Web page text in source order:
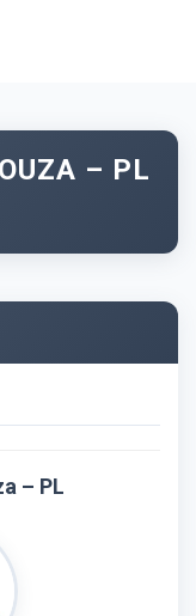
– PL
– PL